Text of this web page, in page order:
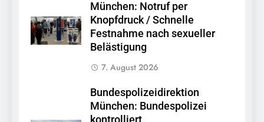
München: Notruf per
Knopfdruck / Schnelle
Festnahme nach sexueller
Belästigung
7. August 2026
Bundespolizeidirektion
München: Bundespolizei